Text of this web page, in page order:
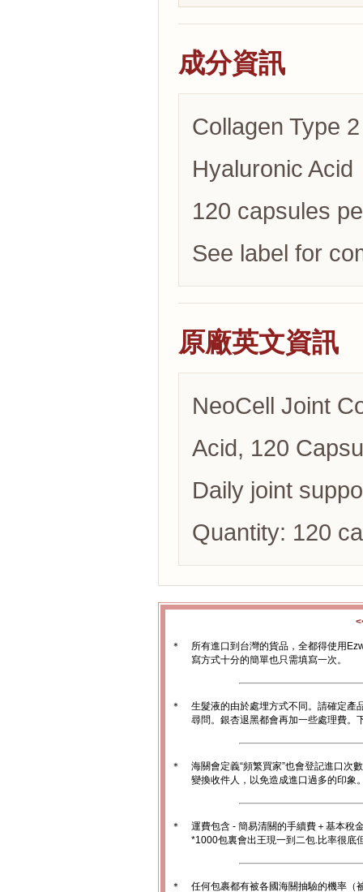
成分資訊
Collagen Type 2
Hyaluronic Acid
120 capsules
See label for
原廠英文資訊
NeoCell Joint
Acid, 120
Daily joint
Quantity: 120
＊
所有進口到台灣的貨品，全都得使用
寫方式十分的簡單也只需填寫一次。
＊
生髮液的由於處埋方式不同。請確定產
尋問。銀杏退黑都會再加一些處理費。
＊
海關會定義“頻繁買家”也會登記進口次
變換收件人，以免造成進口過多的印象
＊
運費包含 - 簡易清關的手續費＋基本稅
*1000包裏會出王現一到二包.比率很底
＊ 任何包裹都有被各國海關抽驗的機率（